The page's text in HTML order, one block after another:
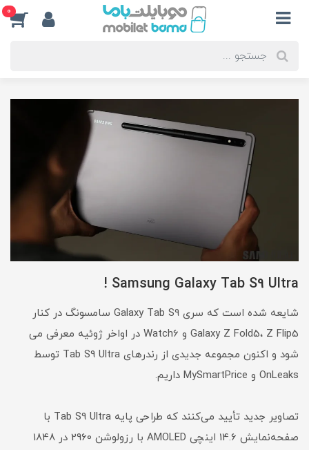
0
Samsung Galaxy Tab S9 Ultra !
شایعه شده است که سری Galaxy Tab S9 سامسونگ در کنار
Galaxy Z Fold5، Z Flip5 و Watch6 در اواخر ژوئیه معرفی می
شود و اکنون مجموعه جدیدی از رندرهای Tab S9 Ultra توسط
OnLeaks و MySmartPrice داریم.
تصاویر جدید تأیید می‌کنند که طراحی پایه Tab S9 Ultra با
صفحه‌نمایش 14.6 اینچی AMOLED با رزولوشن 2960 در 1848